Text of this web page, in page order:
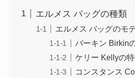
エルメス バッグの種類
エルメス バッグのモ
バーキン Birkin
ケリー Kellyの
コンスタンス